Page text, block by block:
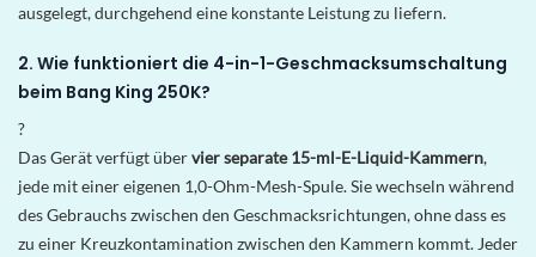
ausgelegt, durchgehend eine konstante Leistung zu liefern.
2. Wie funktioniert die 4-in-1-Geschmacksumschaltung
beim Bang King 250K?
?
Das Gerät verfügt übervier separate 15-ml-E-Liquid-Kammern,
jede mit einer eigenen 1,0-Ohm-Mesh-Spule. Sie wechseln während
des Gebrauchs zwischen den Geschmacksrichtungen, ohne dass es
zu einer Kreuzkontamination zwischen den Kammern kommt. Jeder